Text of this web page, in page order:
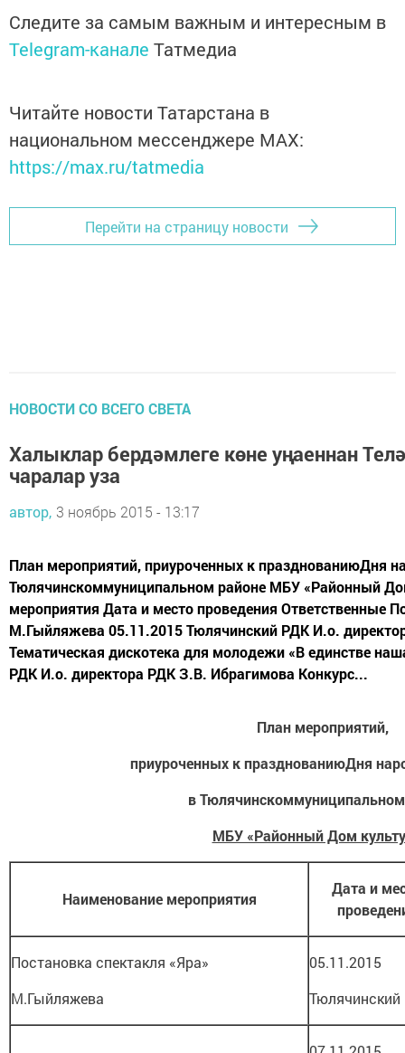
Следите за самым важным и интересным в
Telegram-канале Татмедиа
Читайте новости Татарстана в
национальном мессенджере MАХ:
https://max.ru/tatmedia
Перейти на страницу новости
НОВОСТИ СО ВСЕГО СВЕТА
Халыклар бердәмлеге көне уңаеннан
чаралар уза
автор, 3 ноябрь 2015 - 13:17
План мероприятий, приуроченных к празднованиюДня
Тюлячинскоммуниципальном районе МБУ «Районный
мероприятия Дата и место проведения Ответственные
М.Гыйляжева 05.11.2015 Тюлячинский РДК И.о.
Тематическая дискотека для молодежи «В единстве
РДК И.о. директора РДК З.В. Ибрагимова Конкурс...
План мероприятий,
приуроченных к празднованиюДня
в
МБУ «Районный Дом
Наименование мероприятия
Дата и
Постановка спектакля «Яра»
М.Гыйляжева
05.11.2015